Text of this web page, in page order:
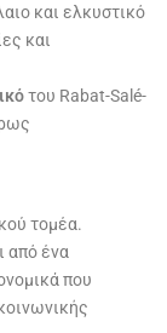
και ελκυστικό
και
του Rabat-Salé-
τομέα.
από ένα
που